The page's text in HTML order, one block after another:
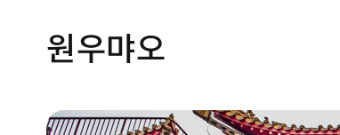
원우먀오